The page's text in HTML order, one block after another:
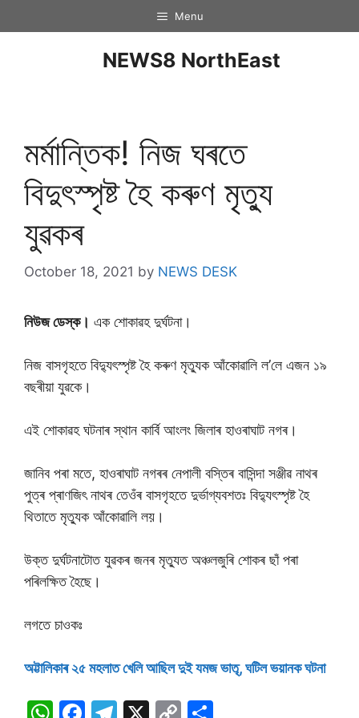
Menu
NEWS8 NorthEast
মৰ্মান্তিক! নিজ ঘৰতে
বিদুৎস্পৃষ্ট হৈ কৰুণ মৃত্যু
যুৱকৰ
October 18, 2021 by NEWS DESK
নিউজ ডেস্ক। এক শােকাৱহ দুৰ্ঘটনা।
নিজ বাসগৃহতে বিদ্যুৎস্পৃষ্ট হৈ কৰুণ মৃত্যুক আঁকােৱালি ল’লে এজন ১৯
বছৰীয়া যুৱকে।
এই শােকাৱহ ঘটনাৰ স্থান কাৰ্বি আংলং জিলাৰ হাওৰাঘাট নগৰ।
জানিব পৰা মতে, হাওৰাঘাট নগৰৰ নেপালী বস্তিৰ বাসিন্দা সঞ্জীৱ নাথৰ
পুত্ৰ প্ৰাণজিৎ নাথৰ তেওঁৰ বাসগৃহতে দুৰ্ভাগ্যবশতঃ বিদ্যুৎস্পৃষ্ট হৈ
থিতাতে মৃত্যুক আঁকোৱালি লয়।
উক্ত দুৰ্ঘটনাটোত যুৱকৰ জনৰ মৃত্যুত অঞ্চলজুৰি শোকৰ ছাঁ পৰা
পৰিলক্ষিত হৈছে।
লগতে চাওকঃ
অট্টালিকাৰ ২৫ মহলাত খেলি আছিল দুই যমজ ভাতৃ, ঘটিল ভয়ানক ঘটনা